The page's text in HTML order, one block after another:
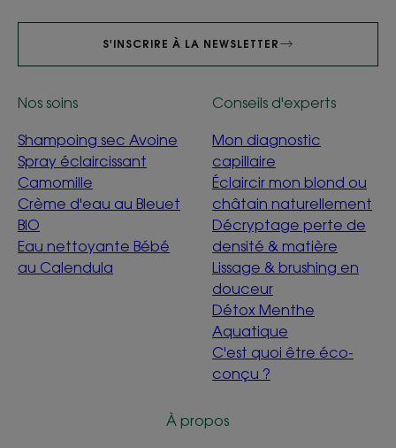
S'INSCRIRE À LA NEWSLETTER
Nos soins
Shampoing sec Avoine
Spray éclaircissant
Camomille
Crème d'eau au Bleuet
BIO
Eau nettoyante Bébé
au Calendula
Conseils d'experts
Mon diagnostic
capillaire
Éclaircir mon blond ou
châtain naturellement
Décryptage perte de
densité & matière
Lissage & brushing en
douceur
Détox Menthe
Aquatique
C'est quoi être éco-
conçu ?
À propos